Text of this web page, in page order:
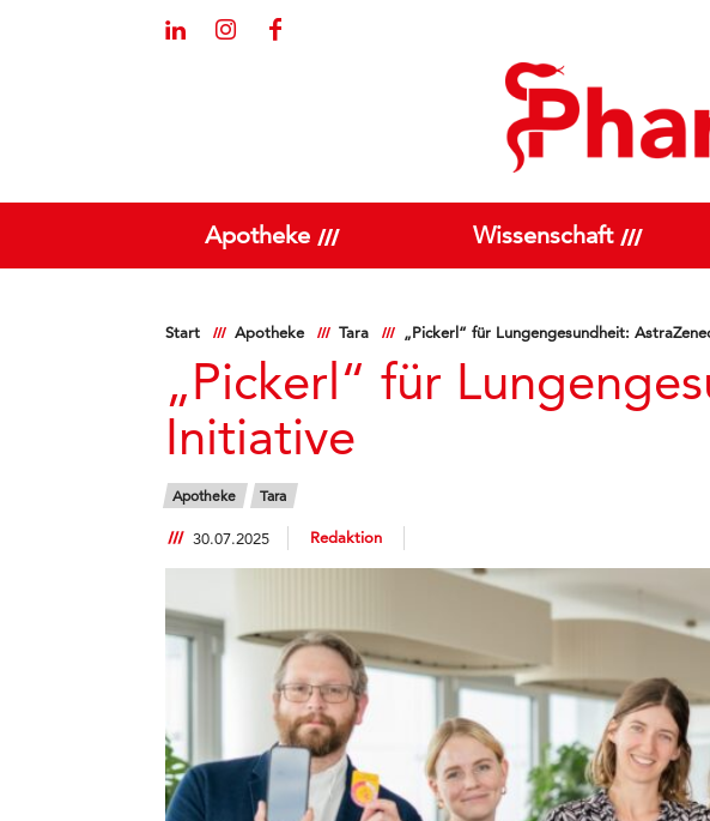
Apotheke Wissenschaft
Start Apotheke Tara „Pickerl“ für Lungengesundheit:
„Pickerl“ für
Initiative
Apotheke Tara
30.07.2025 Redaktion